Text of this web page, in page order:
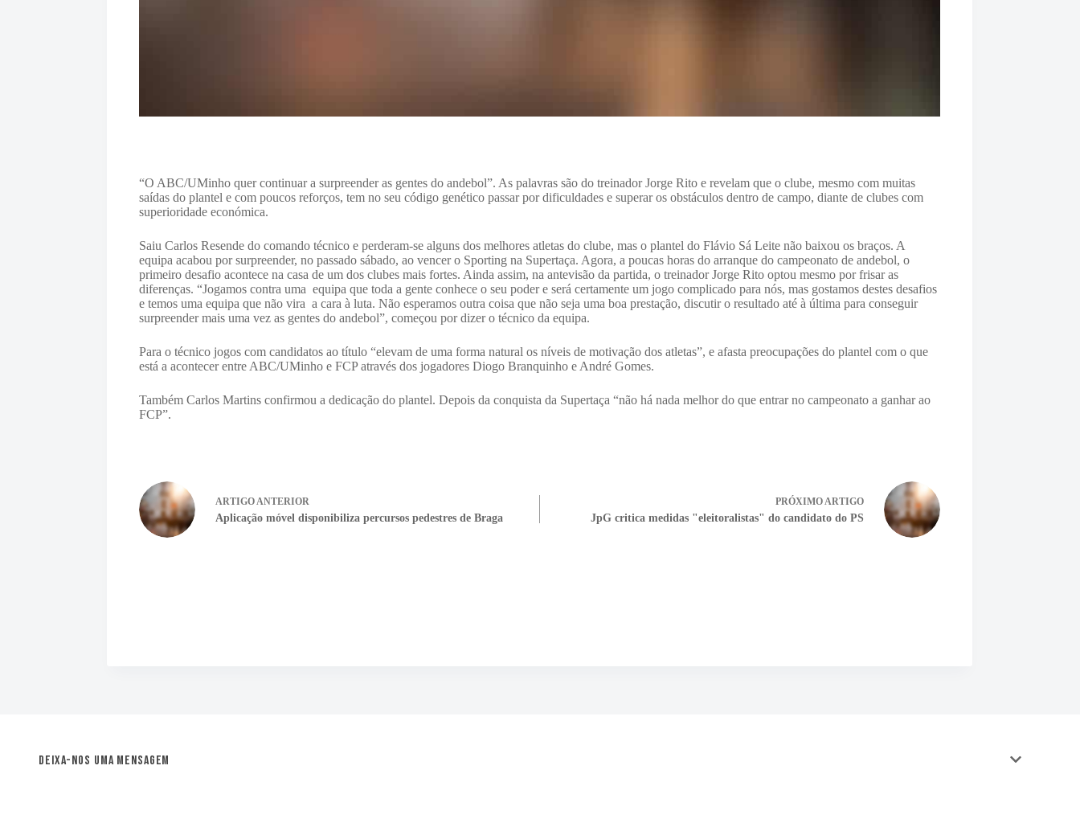
“O ABC/UMinho quer continuar a surpreender as gentes do andebol”. As palavras são do treinador Jorge Rito e revelam que o clube, mesmo com muitas
saídas do plantel e com poucos reforços, tem no seu código genético passar por dificuldades e superar os obstáculos dentro de campo, diante de clubes com
superioridade económica.
Saiu Carlos Resende do comando técnico e perderam-se alguns dos melhores atletas do clube, mas o plantel do Flávio Sá Leite não baixou os braços. A
equipa acabou por surpreender, no passado sábado, ao vencer o Sporting na Supertaça. Agora, a poucas horas do arranque do campeonato de andebol, o
primeiro desafio acontece na casa de um dos clubes mais fortes. Ainda assim, na antevisão da partida, o treinador Jorge Rito optou mesmo por frisar as
diferenças. “Jogamos contra uma equipa que toda a gente conhece o seu poder e será certamente um jogo complicado para nós, mas gostamos destes desafios
e temos uma equipa que não vira a cara à luta. Não esperamos outra coisa que não seja uma boa prestação, discutir o resultado até à última para conseguir
surpreender mais uma vez as gentes do andebol”, começou por dizer o técnico da equipa.
Para o técnico jogos com candidatos ao título “elevam de uma forma natural os níveis de motivação dos atletas”, e afasta preocupações do plantel com o que
está a acontecer entre ABC/UMinho e FCP através dos jogadores Diogo Branquinho e André Gomes.
Também Carlos Martins confirmou a dedicação do plantel. Depois da conquista da Supertaça “não há nada melhor do que entrar no campeonato a ganhar ao
FCP”.
ARTIGOANTERIOR
Aplicação móvel disponibiliza percursos pedestres de Braga
PRÓXIMOARTIGO
JpG critica medidas "eleitoralistas" do candidato do PS
Deixa-nos uma mensagem